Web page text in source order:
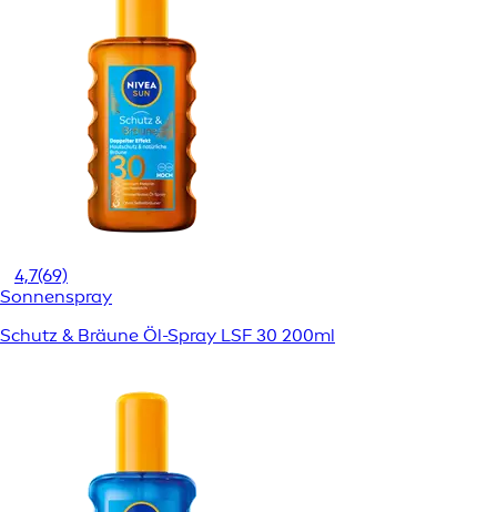
4,7(69)
Sonnenspray
Schutz & Bräune Öl-Spray LSF 30 200ml